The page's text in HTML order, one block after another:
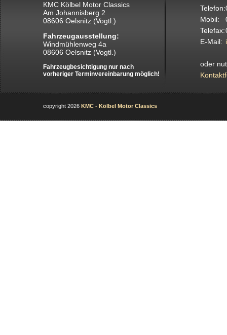
KMC Kölbel Motor Classics
Am Johannisberg 2
08606 Oelsnitz (Vogtl.)
Fahrzeugausstellung:
Windmühlenweg 4a
08606 Oelsnitz (Vogtl.)
Fahrzeugbesichtigung nur nach
vorheriger Terminvereinbarung möglich!
Telefon:
Mobil:
Telefax:
E-Mail:
oder
copyright 2026 KMC - Kölbel Motor Classics